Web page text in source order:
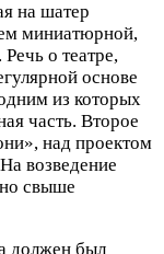
на шатер
миниатюрной,
о театре,
основе
из которых
часть. Второе
над проектом
возведение
свыше
должен был